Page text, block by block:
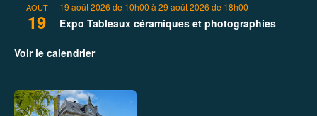
AOÛT
19
19 août 2026 de 10h00 à 29 août 2026 de 18h00
Expo Tableaux céramiques et photographies
Voir le calendrier